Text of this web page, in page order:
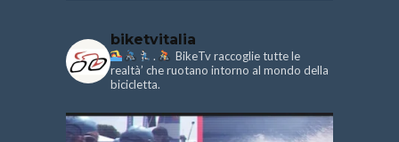
biketvitalia
.
BikeTv raccoglie tutte le
realtà’ che ruotano intorno al mondo della
bicicletta.